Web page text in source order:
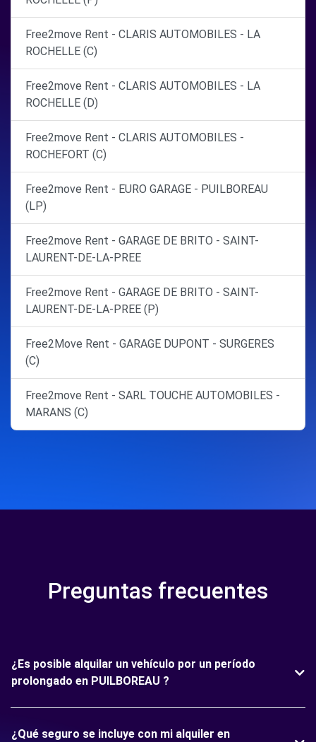
Free2move Rent - CLARIS AUTOMOBILES - LA
ROCHELLE (C)
Free2move Rent - CLARIS AUTOMOBILES - LA
ROCHELLE (D)
Free2move Rent - CLARIS AUTOMOBILES -
ROCHEFORT (C)
Free2move Rent - EURO GARAGE - PUILBOREAU
(LP)
Free2move Rent - GARAGE DE BRITO - SAINT-
LAURENT-DE-LA-PREE
Free2move Rent - GARAGE DE BRITO - SAINT-
LAURENT-DE-LA-PREE (P)
Free2Move Rent - GARAGE DUPONT - SURGERES
(C)
Free2move Rent - SARL TOUCHE AUTOMOBILES -
MARANS (C)
Preguntas frecuentes
¿Es posible alquilar un vehículo por un período
prolongado en PUILBOREAU ?
¿Qué seguro se incluye con mi alquiler en